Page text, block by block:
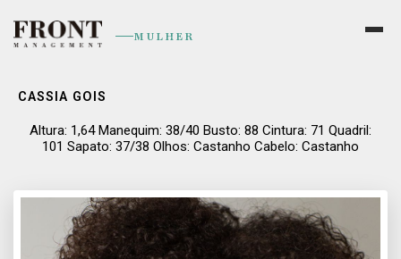
MULHER
CASSIA GOIS
Altura: 1,64 Manequim: 38/40 Busto: 88 Cintura: 71 Quadril:
101 Sapato: 37/38 Olhos: Castanho Cabelo: Castanho